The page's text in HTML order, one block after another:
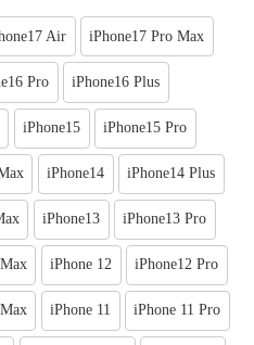
Air iPhone17 Pro Max
Pro iPhone16 Plus
iPhone15 iPhone15 Pro
iPhone14 iPhone14 Plus
iPhone13 iPhone13 Pro
iPhone 12 iPhone12 Pro
iPhone 11 iPhone 11 Pro